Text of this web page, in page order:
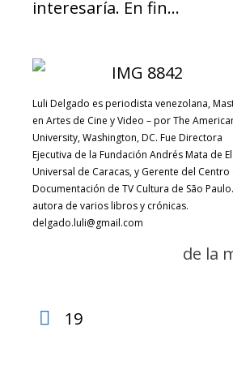
interesaría. En fin…
Luli Delgado es periodista venezolana,
en Artes de Cine y Video – por The
University, Washington, DC. Fue Directora
Ejecutiva de la Fundación Andrés Mata de El
Universal de Caracas, y Gerente del Centro
Documentación de TV Cultura de São
autora de varios libros y crónicas.
delgado.luli@gmail.com
de la
19